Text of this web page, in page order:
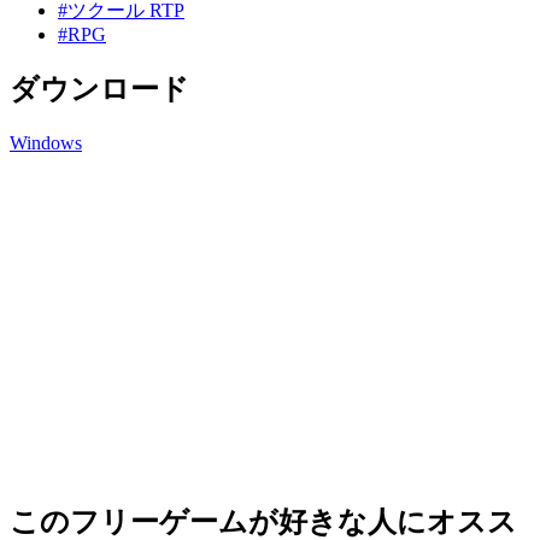
#ツクール RTP
#RPG
ダウンロード
Windows
このフリーゲームが好きな人にオスス